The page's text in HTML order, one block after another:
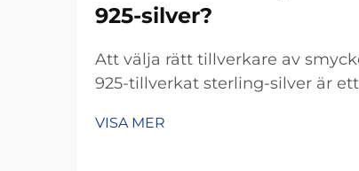
925-silver?
Att välja rätt tillverkare av
925-tillverkat sterling-silver är ett
påverkar produktkvaliteten,
VISA MER